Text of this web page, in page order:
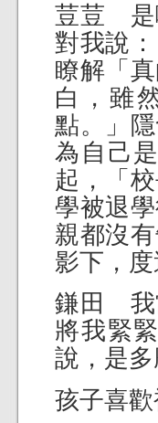
荳荳 是
對我說
瞭解「
白，雖
點。」
為自己
起，「
學被退
親都沒
影下，
鎌田 我
將我緊
說，是多
孩子喜歡